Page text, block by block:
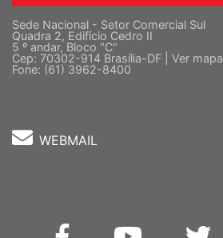
Sede Nacional - Setor Comercial Sul
Quadra 2, Edifício Cedro II
5 º andar, Bloco "C"
Cep: 70302-914 Brasília-DF | Ver mapa
Fone: (61) 3962-8400
WEBMAIL